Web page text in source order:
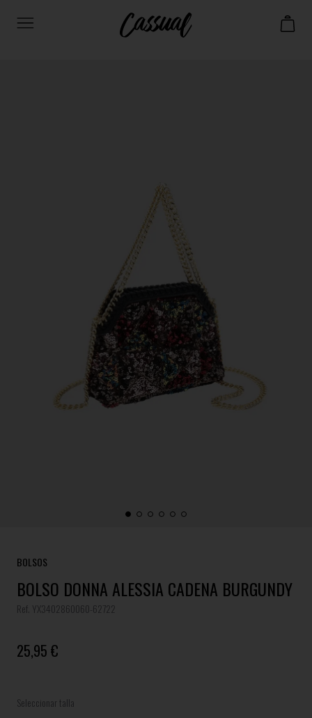
BOLSOS
BOLSO DONNA ALESSIA CADENA BURGUNDY
Ref. YX3402860060-62722
25,95 €
Seleccionar talla